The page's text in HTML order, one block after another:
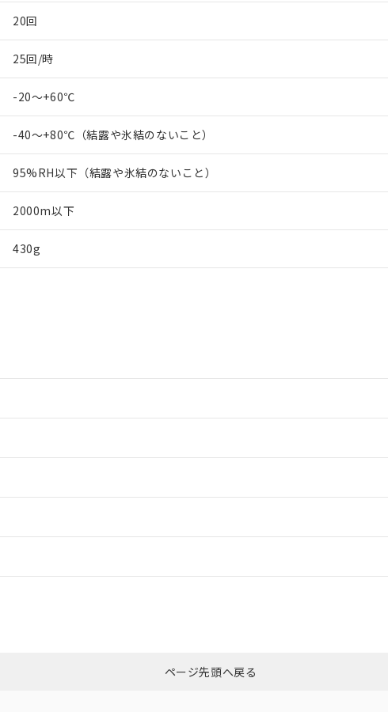
20回
25回/時
-20～+60℃
-40～+80℃（結露や氷結のないこと）
95%RH以下（結露や氷結のないこと）
2000m以下
430g
ダウンロードはこちらページ先頭へ戻る